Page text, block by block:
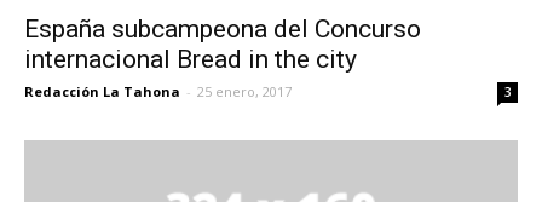
España subcampeona del Concurso
internacional Bread in the city
Redacción La Tahona - 25 enero, 2017 3